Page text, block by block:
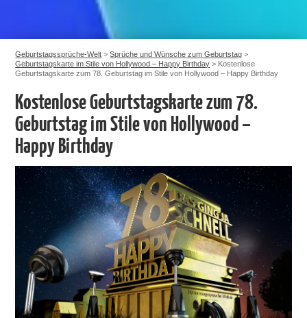
Geburtstagssprüche-Welt >Sprüche und Wünsche zum Geburtstag >
Geburtstagskarte im Stile von Hollywood – Happy Birthday > Kostenlose
Geburtstagskarte zum 78. Geburtstag im Stile von Hollywood – Happy Birthday
Kostenlose Geburtstagskarte zum 78.
Geburtstag im Stile von Hollywood –
Happy Birthday